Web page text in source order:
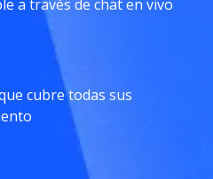
a través de chat en vivo
cubre todas sus